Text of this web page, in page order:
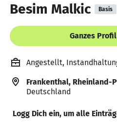
Besim Malkic Basis
Ganzes
Angestellt,
Frankenthal, Rheinland-
Deutschland
Logg Dich ein, um alle